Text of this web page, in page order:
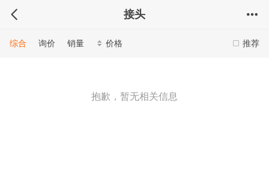
接头
推荐
综合 询价 销量 价格
抱歉，暂无相关信息